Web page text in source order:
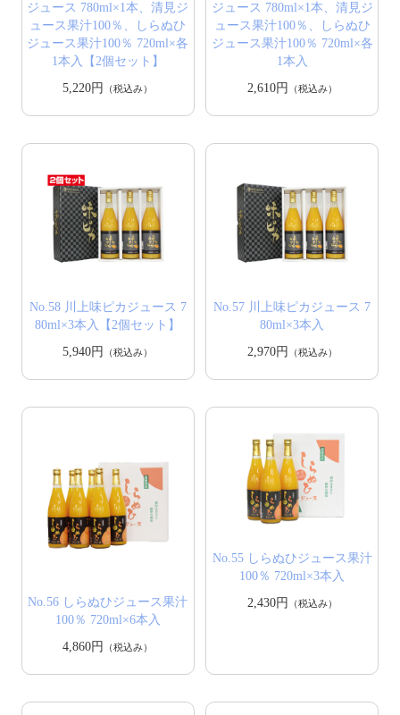
ジュース 780ml×1本、清見ジ
ュース果汁100％、しらぬひ
ジュース果汁100％ 720ml×各
1本入【2個セット】
5,220円
（税込み）
ジュース 780ml×1本、清見ジ
ュース果汁100％、しらぬひ
ジュース果汁100％ 720ml×各
1本入
2,610円
（税込み）
No.58 川上味ピカジュース 7
80ml×3本入【2個セット】
5,940円
（税込み）
No.57 川上味ピカジュース 7
80ml×3本入
2,970円
（税込み）
No.56 しらぬひジュース果汁
100％ 720ml×6本入
4,860円
（税込み）
No.55 しらぬひジュース果汁
100％ 720ml×3本入
2,430円
（税込み）